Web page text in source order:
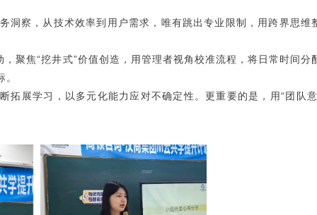
洞察，从技术效率到用户需求，唯有跳出专业限制，用跨界思维
，聚焦“挖井式”价值创造，用管理者视角校准流程，将日常时间分
拓展学习，以多元化能力应对不确定性。更重要的是，用“团队